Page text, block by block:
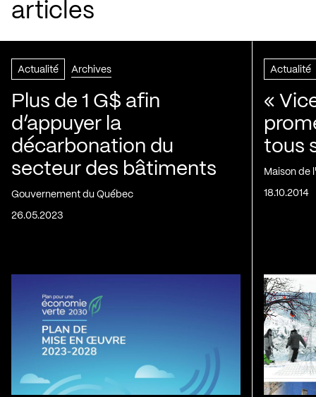
articles
Actualité Archives
Plus de 1 G$ afin
d’appuyer la
décarbonation du
secteur des bâtiments
Gouvernement du Québec
26.05.2023
Actualité
«
tous
Maison de
18.10.2014